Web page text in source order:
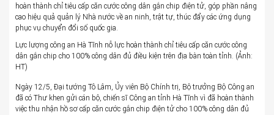
hoàn thành chỉ tiêu cấp căn cước công dân gắn chip điện tử, góp phần nâng
cao hiệu quả quản lý Nhà nước về an ninh, trật tự, thúc đẩy các ứng dụng
phục vụ chuyển đổi số quốc gia.
Lực lượng công an Hà Tĩnh nỗ lực hoàn thành chỉ tiêu cấp căn cước công
dân gắn chip cho 100% công dân đủ điều kiện trên địa bàn toàn tỉnh. (Ảnh:
HT)
Ngày 12/5, Đại tướng Tô Lâm, Ủy viên Bộ Chính trị, Bộ trưởng Bộ Công an
đã có Thư khen gửi cán bộ, chiến sĩ Công an tỉnh Hà Tĩnh vì đã hoàn thành
việc thu nhận hồ sơ cấp căn cước gắn chip điện tử cho 100% công dân đủ